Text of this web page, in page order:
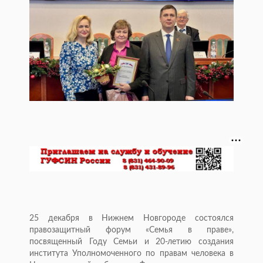
25 декабря в Нижнем Новгороде состоялся
правозащитный форум «Семья в праве»,
посвященный Году Семьи и 20-летию создания
института Уполномоченного по правам человека в